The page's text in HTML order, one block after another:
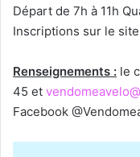
Départ de 7h à 11h
Inscriptions sur le site
Renseignements : le
45 et
Facebook